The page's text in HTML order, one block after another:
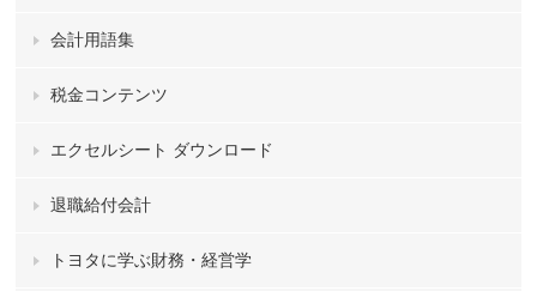
会計用語集
税金コンテンツ
エクセルシート ダウンロード
退職給付会計
トヨタに学ぶ財務・経営学